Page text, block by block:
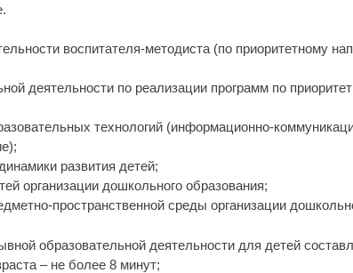
воспитателя-методиста (по приоритетному
деятельности по реализации программ по
технологий (информационно-
развития детей;
организации дошкольного образования;
пространственной среды организации
образовательной деятельности для детей
– не более 8 минут;